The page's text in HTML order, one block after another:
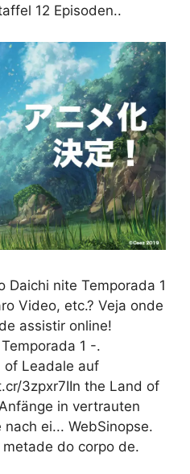
12 Episoden..
Daichi nite Temporada 1
Video, etc.? Veja onde
assistir online!
1 -.
of Leadale auf
3zpxr7IIn the Land of
in vertrauten
ei... WebSinopse.
do corpo de.